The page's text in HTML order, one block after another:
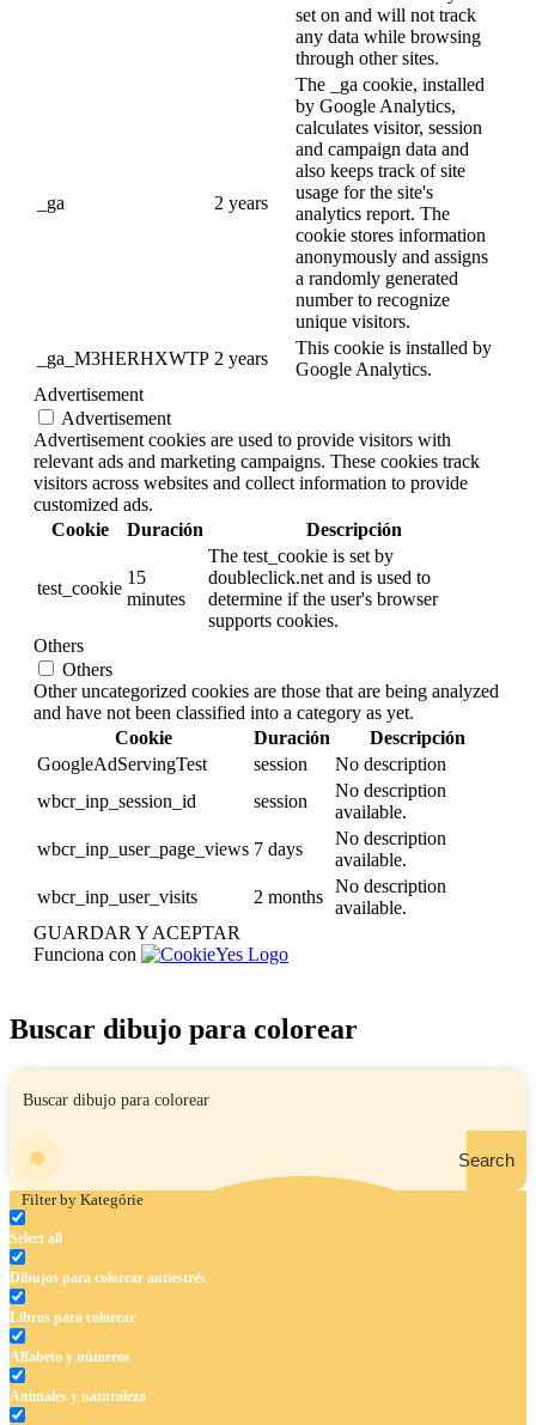
set on and will not track
any data while browsing
through other sites.
_ga 2 years
The _ga cookie, installed
by Google Analytics,
calculates visitor, session
and campaign data and
also keeps track of site
usage for the site's
analytics report. The
cookie stores information
anonymously and assigns
a randomly generated
number to recognize
unique visitors.
_ga_M3HERHXWTP 2 years
This cookie is installed by
Google Analytics.
Advertisement
Advertisement
Advertisement cookies are used to provide visitors with
relevant ads and marketing campaigns. These cookies track
visitors across websites and collect information to provide
customized ads.
Cookie
Duración Descripción
test_cookie
15
minutes
The test_cookie is set by
doubleclick.net and is used to
determine if the user's browser
supports cookies.
Others
Others
Other uncategorized cookies are those that are being analyzed
and have not been classified into a category as yet.
Cookie
Duración
Descripción
GoogleAdServingTest
session
No description
wbcr_inp_session_id
session
No description
available.
wbcr_inp_user_page_views 7 days
No description
available.
wbcr_inp_user_visits
2 months
No description
available.
GUARDAR Y ACEPTAR
Funciona con
Buscar dibujo para colorear
Search
Filter by Kategórie
Select all
Dibujos para colorear antiestrés
Libros para colorear
Alfabeto y números
Animales y naturaleza